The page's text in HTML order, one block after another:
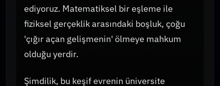
ediyoruz. Matematiksel bir eşleme ile
fiziksel gerçeklik arasındaki boşluk, çoğu
'çığır açan gelişmenin' ölmeye mahkum
olduğu yerdir.
Şimdilik, bu keşif evrenin üniversite